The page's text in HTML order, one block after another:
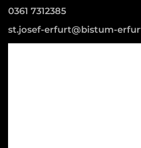
0361 7312385
st.josef-erfurt@bistum-